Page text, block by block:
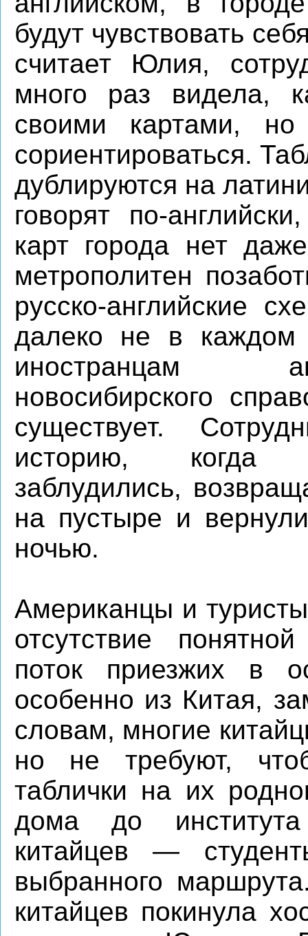
будут чувствовать
считает Юлия,
много раз видела,
своими картами,
сориентироваться.
дублируются на
говорят по-
карт города нет
метрополитен
русско-английские
далеко не в каждом
иностранцам
новосибирского
существует.
историю, когда
заблудились,
на пустыре и
ночью.
Американцы и
отсутствие
поток приезжих в
особенно из Китая,
словам, многие
но не требуют,
таблички на их
дома до
китайцев —
выбранного
китайцев покинула